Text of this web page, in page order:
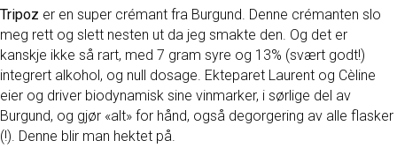
Tripoz er en super crémant fra Burgund. Denne crémanten slo
meg rett og slett nesten ut da jeg smakte den. Og det er
kanskje ikke så rart, med 7 gram syre og 13% (svært godt!)
integrert alkohol, og null dosage. Ekteparet Laurent og Cèline
eier og driver biodynamisk sine vinmarker, i sørlige del av
Burgund, og gjør «alt» for hånd, også degorgering av alle flasker
(!). Denne blir man hektet på.